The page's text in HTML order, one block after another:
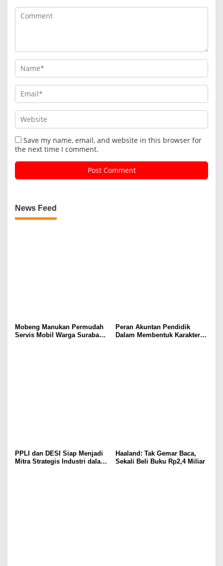
Save my name, email, and website in this browser for
the next time I comment.
News Feed
Mobeng Manukan Permudah
Servis Mobil Warga Surabaya
Peran Akuntan Pendidik
Dalam Membentuk Karakter
PPLI dan DESI Siap Menjadi
Mitra Strategis Industri dalam
Haaland: Tak Gemar Baca,
Sekali Beli Buku Rp2,4 Miliar